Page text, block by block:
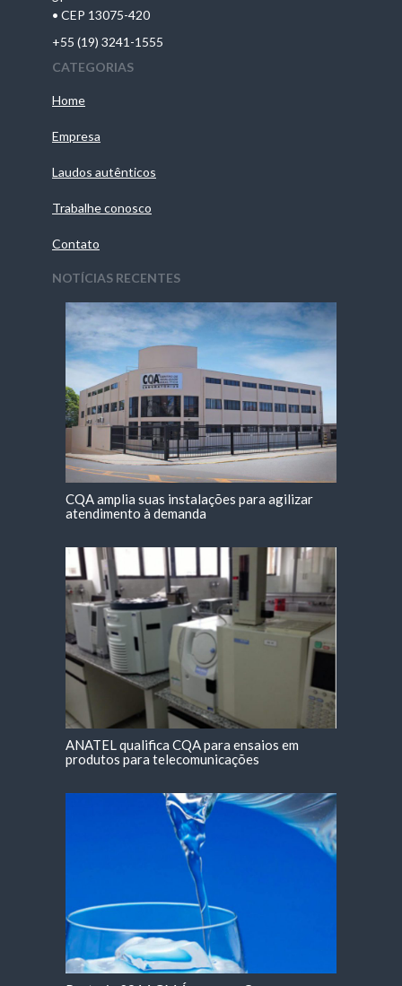
• CEP 13075-420
+55 (19) 3241-1555
CATEGORIAS
Home
Empresa
Laudos autênticos
Trabalhe conosco
Contato
NOTÍCIAS RECENTES
CQA amplia suas instalações para agilizar
atendimento à demanda
ANATEL qualifica CQA para ensaios em
produtos para telecomunicações